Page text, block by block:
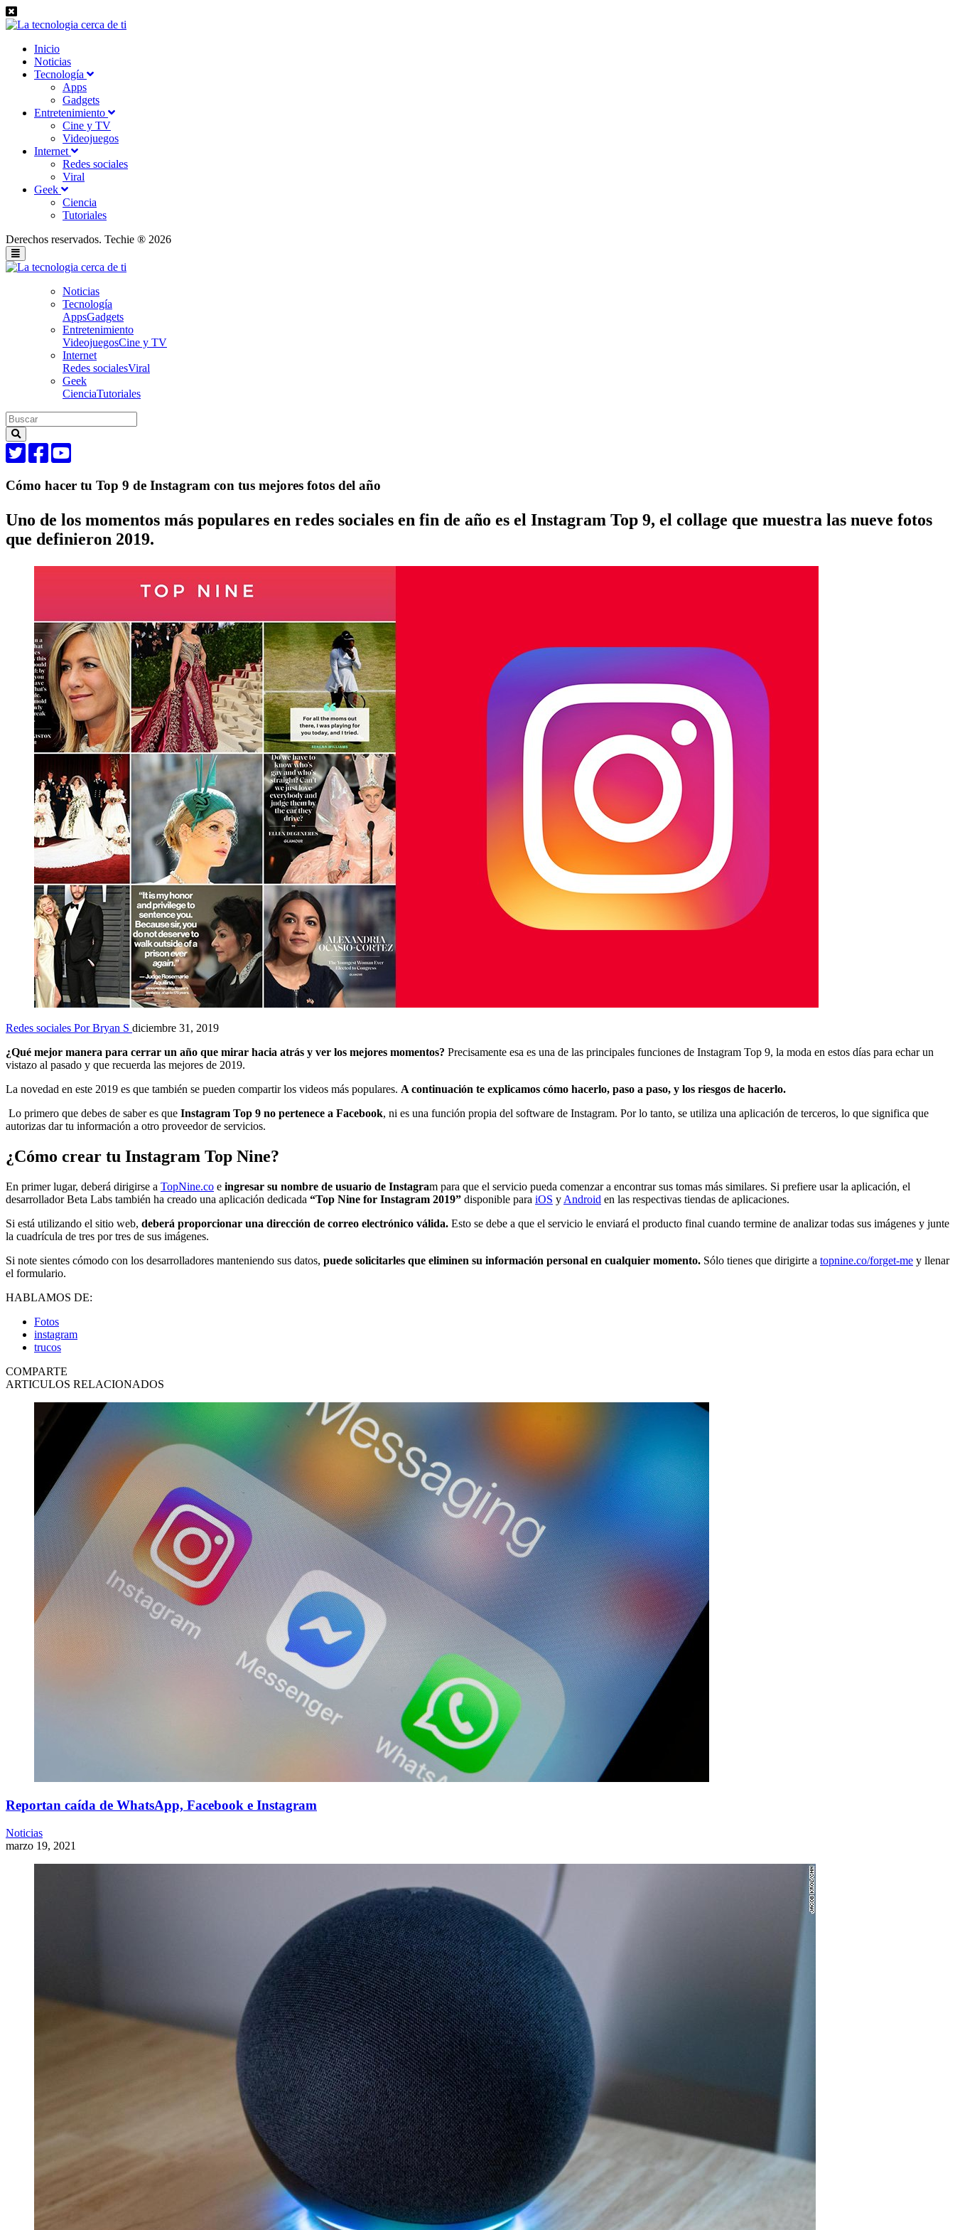
Inicio
Noticias
Tecnología
Apps
Gadgets
Entretenimiento
Cine y TV
Videojuegos
Internet
Redes sociales
Viral
Geek
Ciencia
Tutoriales
Derechos reservados. Techie ® 2026
Noticias
Tecnología
AppsGadgets
Entretenimiento
VideojuegosCine y TV
Internet
Redes socialesViral
Geek
CienciaTutoriales
Cómo hacer tu Top 9 de Instagram con tus mejores fotos del año
Uno de los momentos más populares en redes sociales en fin de año es el Instagram Top 9, el collage que muestra las nueve fotos
que definieron 2019.
Redes sociales Por Bryan S diciembre 31, 2019
¿Qué mejor manera para cerrar un año que mirar hacia atrás y ver los mejores momentos? Precisamente esa es una de las principales funciones de Instagram Top 9, la moda en estos días para echar un
vistazo al pasado y que recuerda las mejores de 2019.
La novedad en este 2019 es que también se pueden compartir los videos más populares. A continuación te explicamos cómo hacerlo, paso a paso, y los riesgos de hacerlo.
Lo primero que debes de saber es que Instagram Top 9 no pertenece a Facebook, ni es una función propia del software de Instagram. Por lo tanto, se utiliza una aplicación de terceros, lo que significa que
autorizas dar tu información a otro proveedor de servicios.
¿Cómo crear tu Instagram Top Nine?
En primer lugar, deberá dirigirse a TopNine.co e ingresar su nombre de usuario de Instagram para que el servicio pueda comenzar a encontrar sus tomas más similares. Si prefiere usar la aplicación, el
desarrollador Beta Labs también ha creado una aplicación dedicada “Top Nine for Instagram 2019” disponible para iOS y Android en las respectivas tiendas de aplicaciones.
Si está utilizando el sitio web, deberá proporcionar una dirección de correo electrónico válida. Esto se debe a que el servicio le enviará el producto final cuando termine de analizar todas sus imágenes y junte
la cuadrícula de tres por tres de sus imágenes.
Si note sientes cómodo con los desarrolladores manteniendo sus datos, puede solicitarles que eliminen su información personal en cualquier momento. Sólo tienes que dirigirte a topnine.co/forget-me y llenar
el formulario.
HABLAMOS DE:
Fotos
instagram
trucos
COMPARTE
ARTICULOS RELACIONADOS
Reportan caída de WhatsApp, Facebook e Instagram
Noticias
marzo 19, 2021